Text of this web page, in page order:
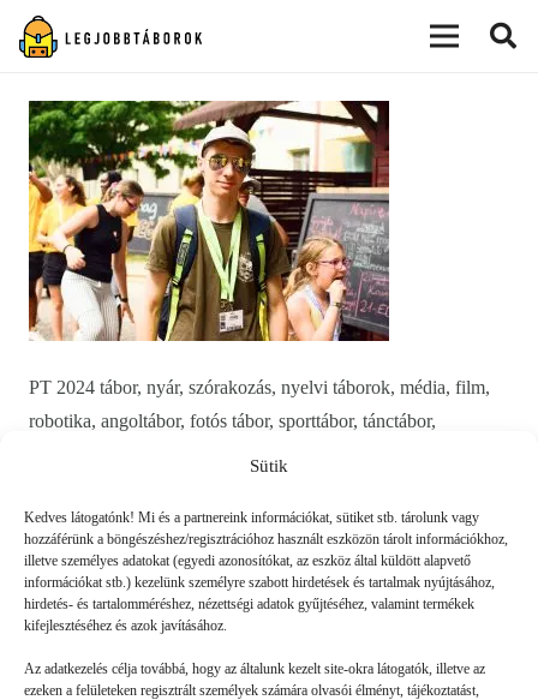
Sütik
Kedves látogatónk! Mi és a partnereink információkat, sütiket stb. tárolunk vagy
hozzáférünk a böngészéshez/regisztrációhoz használt eszközön tárolt információkhoz,
illetve személyes adatokat (egyedi azonosítókat, az eszköz által küldött alapvető
információkat stb.) kezelünk személyre szabott hirdetések és tartalmak nyújtásához,
hirdetés- és tartalomméréshez, nézettségi adatok gyűjtéséhez, valamint termékek
kifejlesztéséhez és azok javításához.
Az adatkezelés célja továbbá, hogy az általunk kezelt site-okra látogatók, illetve az
ezeken a felületeken regisztrált személyek számára olvasói élményt, tájékoztatást,
PT 2024 tábor, nyár, szórakozás, nyelvi táborok, média, film,
robotika, angoltábor, fotós tábor, sporttábor, tánctábor,
Vélemény, hozzászólás?
karakterrel jelöltük